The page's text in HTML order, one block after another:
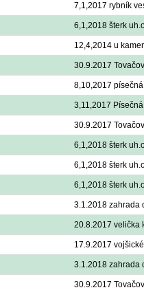
7,1,2017 rybník
6,1,2018 šterk
12,4,2014 u
30.9.2017
8,10,2017
3,11,2017
30.9.2017
6,1,2018 šterk
6,1,2018 šterk
6,1,2018 šterk
3.1.2018 zahrada
20.8.2017 velička
17.9.2017
3.1.2018 zahrada
30.9.2017